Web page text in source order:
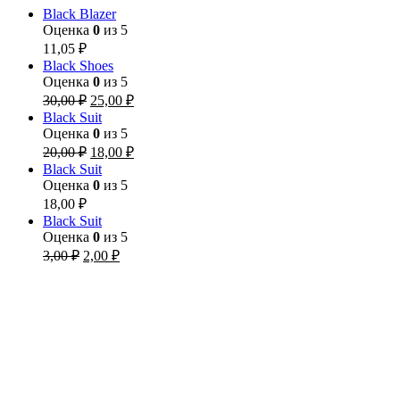
Black Blazer
Оценка 0 из 5
11,05 ₽
Black Shoes
Оценка 0 из 5
30,00₽ 25,00 ₽
Black Suit
Оценка 0 из 5
20,00₽ 18,00 ₽
Black Suit
Оценка 0 из 5
18,00 ₽
Black Suit
Оценка 0 из 5
3,00₽ 2,00 ₽